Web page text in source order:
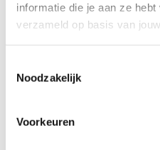
informatie die je aan ze
verzameld op basis van
Noodzakelijk
Voorkeuren
De oplossing
Stichting de Genadebron
kwaliteit. Na wat onderzoek